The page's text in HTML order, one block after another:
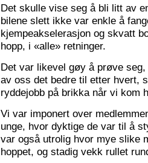
Det skulle vise seg å bli litt av
bilene slett ikke var enkle å
kjempeakselerasjon og skvatt
hopp, i «alle» retninger.
Det var likevel gøy å prøve
av oss det bedre til etter hvert,
ryddejobb på brikka når vi kom
Vi var imponert over
unge, hvor dyktige de var til å
var også utrolig hvor mye slike
hoppet, og stadig vekk rullet